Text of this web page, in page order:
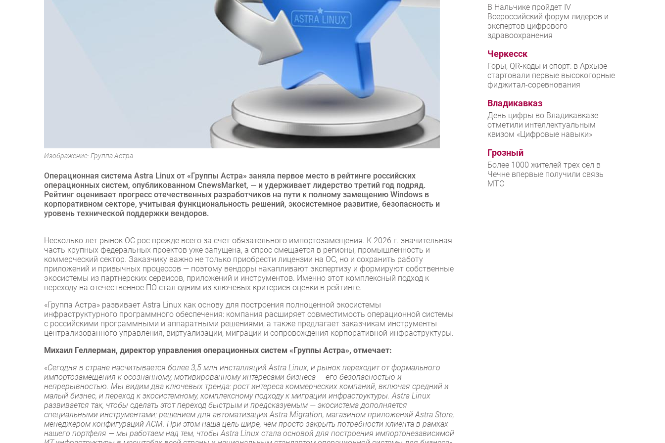
Изображение: Группа Астра
Операционная система Astra Linux от «Группы Астра» заняла первое место в рейтинге российских
операционных систем, опубликованном CnewsMarket, — и удерживает лидерство третий год подряд.
Рейтинг оценивает прогресс отечественных разработчиков на пути к полному замещению Windows в
корпоративном секторе, учитывая функциональность решений, экосистемное развитие, безопасность и
уровень технической поддержки вендоров.
Несколько лет рынок ОС рос прежде всего за счет обязательного импортозамещения. К 2026 г. значительная
часть крупных федеральных проектов уже запущена, а спрос смещается в регионы, промышленность и
коммерческий сектор. Заказчику важно не только приобрести лицензии на ОС, но и сохранить работу
приложений и привычных процессов — поэтому вендоры накапливают экспертизу и формируют собственные
экосистемы из партнерских сервисов, приложений и инструментов. Именно этот комплексный подход к
переходу на отечественное ПО стал одним из ключевых критериев оценки в рейтинге.
«Группа Астра» развивает Astra Linux как основу для построения полноценной экосистемы
инфраструктурного программного обеспечения: компания расширяет совместимость операционной системы
с российскими программными и аппаратными решениями, а также предлагает заказчикам инструменты
централизованного управления, виртуализации, миграции и сопровождения корпоративной инфраструктуры.
Михаил Геллерман, директор управления операционных систем «Группы Астра», отмечает:
«Сегодня в стране насчитывается более 3,5 млн инсталляций Astra Linux, и рынок переходит от формального
импортозамещения к осознанному, мотивированному интересами бизнеса — его безопасностью и
непрерывностью. Мы видим два ключевых тренда: рост интереса коммерческих компаний, включая средний и
малый бизнес, и переход к экосистемному, комплексному подходу к миграции инфраструктуры. Astra Linux
развивается так, чтобы сделать этот переход быстрым и предсказуемым — экосистема дополняется
специальными инструментами: решением для автоматизации Astra Migration, магазином приложений Astra Store,
менеджером конфигураций ACM. При этом наша цель шире, чем просто закрыть потребности клиента в рамках
нашего портфеля — мы работаем над тем, чтобы Astra Linux стала основой для построения импортонезависимой
В Нальчике пройдет IV
Всероссийский форум лидеров и
экспертов цифрового
здравоохранения
Черкесск
Горы, QR-коды и спорт: в Архызе
стартовали первые высокогорные
фиджитал-соревнования
Владикавказ
День цифры во Владикавказе
отметили интеллектуальным
квизом «Цифровые навыки»
Грозный
Более 1000 жителей трех сел в
Чечне впервые получили связь
МТС